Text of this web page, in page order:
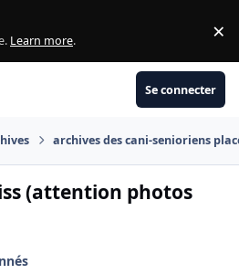
Learn more. ×
Se connecter
archives des cani-senioriens
(attention photos